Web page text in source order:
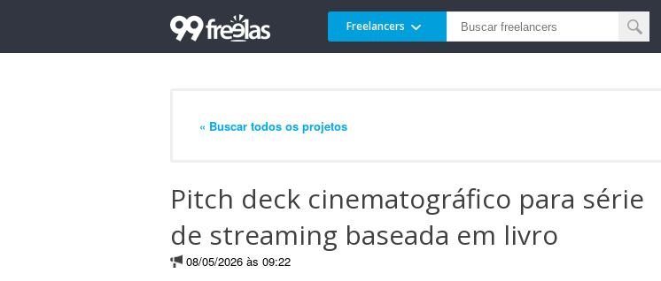
Freelancers
« Buscar todos os projetos
Pitch deck cinematográfico para série
de streaming baseada em livro
08/05/2026 às 09:22